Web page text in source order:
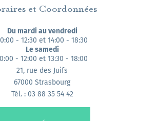
et Coordonnées
Du mardi au vendredi
- 12:30 et 14:00 - 18:30
Le samedi
- 12:00 et 13:30 - 18:00
21, rue des Juifs
67000 Strasbourg
Tél. : 03 88 35 54 42